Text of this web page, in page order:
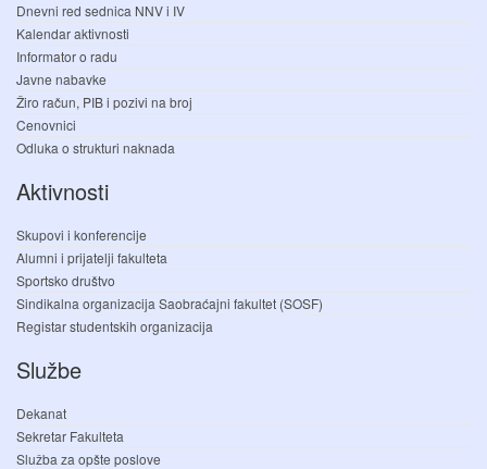
Dnevni red sednica NNV i IV
Kalendar aktivnosti
Informator o radu
Javne nabavke
Žiro račun, PIB i pozivi na broj
Cenovnici
Odluka o strukturi naknada
Aktivnosti
Skupovi i konferencije
Alumni i prijatelji fakulteta
Sportsko društvo
Sindikalna organizacija Saobraćajni fakultet (SOSF)
Registar studentskih organizacija
Službe
Dekanat
Sekretar Fakulteta
Služba za opšte poslove